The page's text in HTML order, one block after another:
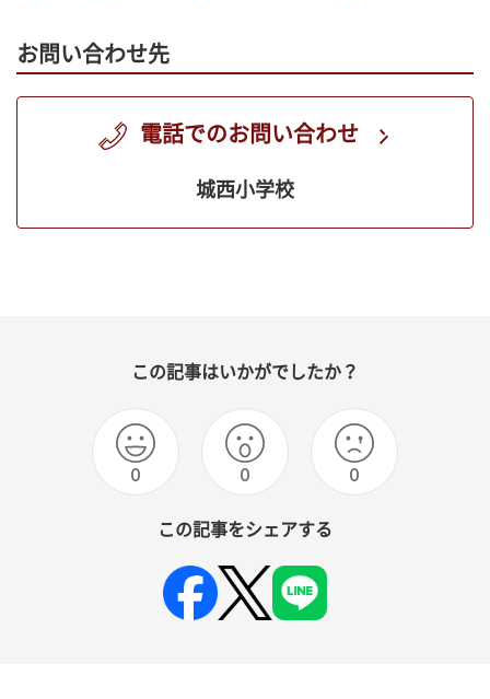
お問い合わせ先
電話でのお問い合わせ
城西小学校
この記事はいかがでしたか？
0 0 0
この記事をシェアする